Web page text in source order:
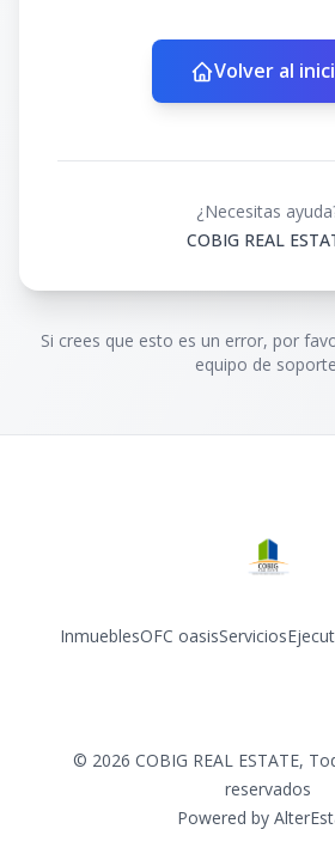
Volver al
¿Necesitas
COBIG REAL
Si crees que esto es un error, por
equipo de
InmueblesOFC oasisServicios
© 2026 COBIG REAL ESTATE,
reservados
Powered by